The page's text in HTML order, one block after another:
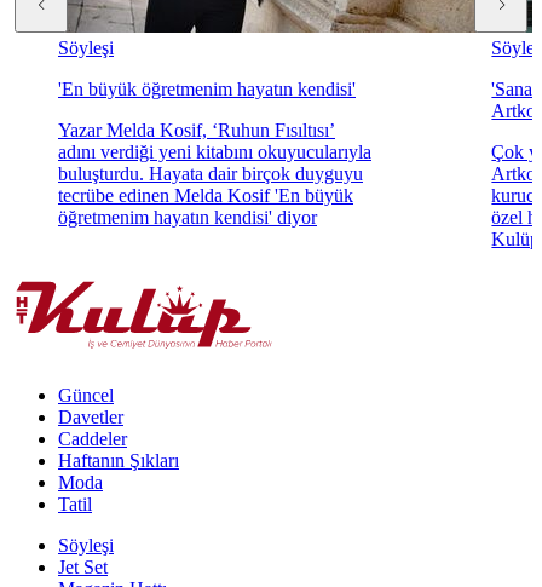
Söyleşi
'En büyük öğretmenim hayatın kendisi'
Yazar Melda Kosif, ‘Ruhun Fısıltısı’
adını verdiği yeni kitabını okuyucularıyla
buluşturdu. Hayata dair birçok duyguyu
tecrübe edinen Melda Kosif 'En büyük
öğretmenim hayatın kendisi' diyor
Çok
özel
Güncel
Davetler
Caddeler
Haftanın Şıkları
Moda
Tatil
Söyleşi
Jet Set